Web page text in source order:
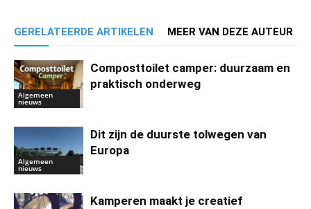
GERELATEERDE ARTIKELEN MEER VAN DEZE AUTEUR
Algemeen
nieuws
Composttoilet camper: duurzaam en
praktisch onderweg
Algemeen
nieuws
Dit zijn de duurste tolwegen van
Europa
Kamperen maakt je creatief